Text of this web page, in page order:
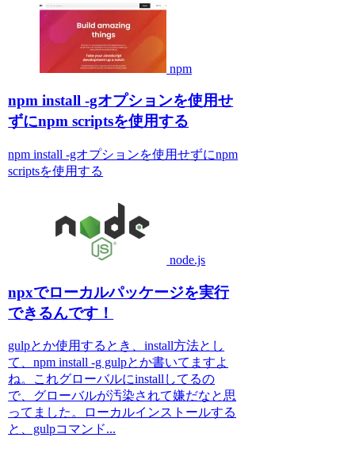
npm
npm install -gオプションを使用せ
ずにnpm scriptsを使用する
npm install -gオプションを使用せずにnpm
scriptsを使用する
node.js
npxでローカルパッケージを実行
できるんです！
gulpとか使用するとき、install方法とし
て、npm install -g gulpとか書いてますよ
ね。これグローバルにinstallしてるの
で、グローバルが汚染されて嫌だなと思
ってました。ローカルインストールする
と、gulpコマンド...